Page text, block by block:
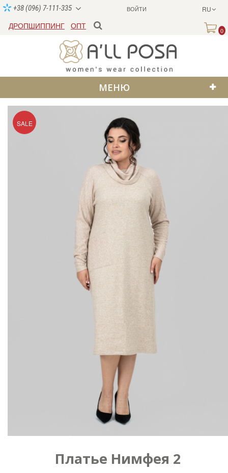
ВОЙТИ RU
+38 (096) 7-111-335
ДРОПШИППИНГ ОПТ
0
МЕНЮ
SALE
Платье Нимфея 2